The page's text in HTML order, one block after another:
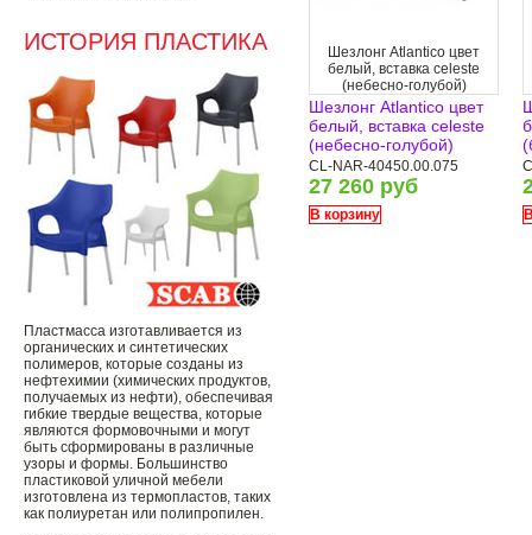
ИСТОРИЯ ПЛАСТИКА
Пластмасса изготавливается из
органических и синтетических
полимеров, которые созданы из
нефтехимии (химических продуктов,
получаемых из нефти), обеспечивая
гибкие твердые вещества, которые
являются формовочными и могут
быть сформированы в различные
узоры и формы. Большинство
пластиковой уличной мебели
изготовлена ​​из термопластов, таких
как полиуретан или полипропилен.
Шезлонг Atlantico цвет
белый, вставка celeste
(небесно-голубой)
Шезлонг Atlantico цвет
белый, вставка celeste
(небесно-голубой)
CL-NAR-40450.00.075
27 260 руб
В корзину